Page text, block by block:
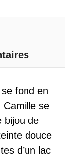
fond en
Camille se
bijou de
douce
d’un lac